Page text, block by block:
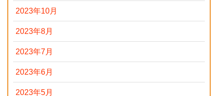
2023年10月
2023年8月
2023年7月
2023年6月
2023年5月